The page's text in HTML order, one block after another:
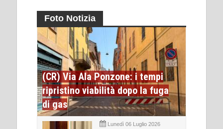
Foto Notizia
(CR) Via Ala Ponzone: i tempi
ripristino viabilità dopo la fuga
di gas
Lunedì 06 Luglio 2026